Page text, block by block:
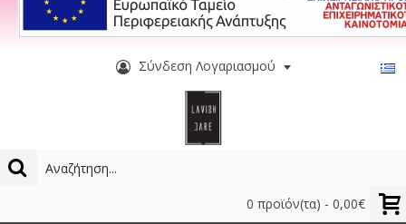
Σύνδεση Λογαριασμού
0 προϊόν(τα) - 0,00€